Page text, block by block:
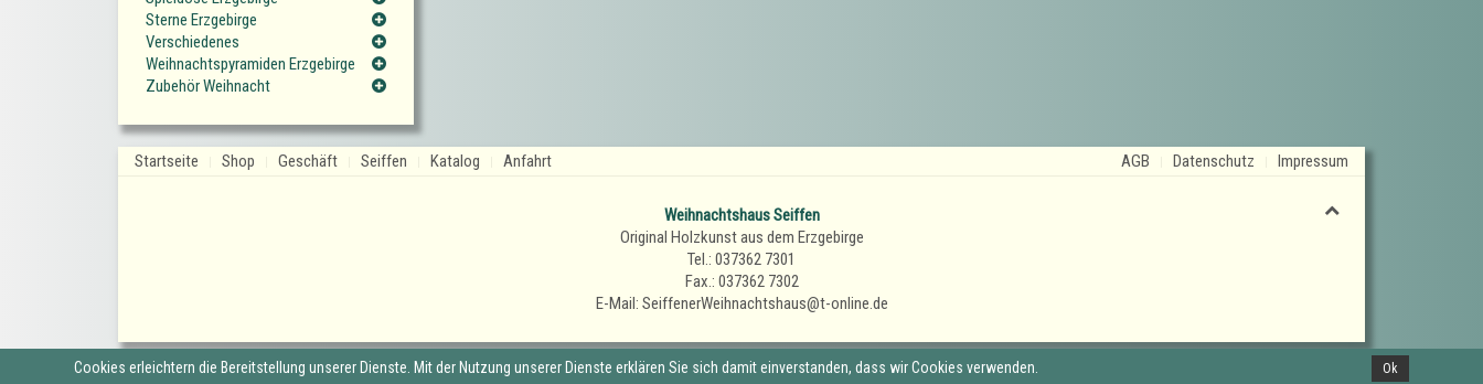
Sterne Erzgebirge
Verschiedenes
Weihnachtspyramiden Erzgebirge
Zubehör Weihnacht
Startseite Shop Geschäft Seiffen Katalog Anfahrt AGB Datenschutz Impressum
Weihnachtshaus Seiffen
Original Holzkunst aus dem Erzgebirge
Tel.: 037362 7301
Fax.: 037362 7302
E-Mail: SeiffenerWeihnachtshaus@t-online.de
Cookies erleichtern die Bereitstellung unserer Dienste. Mit der Nutzung unserer Dienste erklären Sie sich damit einverstanden, dass wir Cookies verwenden. Ok